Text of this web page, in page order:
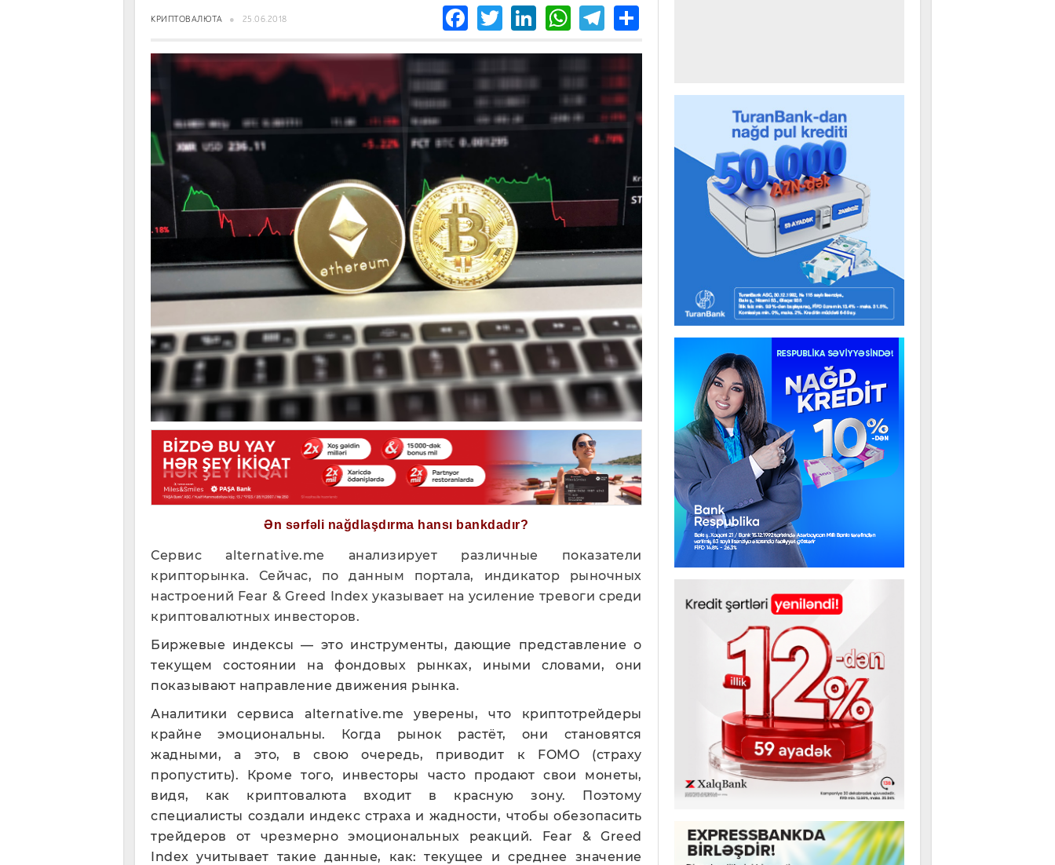
КРИПТОВАЛЮТА 25.06.2018 Facebook
TwitterLinkedIn
WhatsApp
Telegram
Share
Ən sərfəli nağdlaşdırma hansı bankdadır?
Сервис alternative.me анализирует различные показатели
крипторынка. Сейчас, по данным портала, индикатор рыночных
настроений Fear & Greed Index указывает на усиление тревоги среди
криптовалютных инвесторов.
Биржевые индексы — это инструменты, дающие представление о
текущем состоянии на фондовых рынках, иными словами, они
показывают направление движения рынка.
Аналитики сервиса alternative.me уверены, что криптотрейдеры
крайне эмоциональны. Когда рынок растёт, они становятся
жадными, а это, в свою очередь, приводит к FOMO (страху
пропустить). Кроме того, инвесторы часто продают свои монеты,
видя, как криптовалюта входит в красную зону. Поэтому
специалисты создали индекс страха и жадности, чтобы обезопасить
трейдеров от чрезмерно эмоциональных реакций. Fear & Greed
Index учитывает такие данные, как: текущее и среднее значение